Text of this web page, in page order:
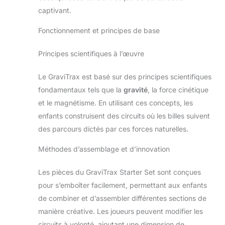
plateforme de hauteur transparente, 1 départ, 1
arrivée, 1 aiguillage, 3 transferts, 1 élément turbo lift,
autres. UN CADEAU IDEAL pour les filles et les
des matériaux de grande qualité, GraviTrax est fait
parfaite pour un anniversaire ou pour Noël. JEU
construction très ludique qui permet aux enfants
d'expérimenter des lois physiques comme la gravité,
le magnétisme ou la force cinétique. En manipulant
les blocs et en testant leurs propres assemblages, ils
compréhension de ces principes scientifiques.
captivant.
Fonctionnement et principes de base
Principes scientifiques à l’œuvre
Le GraviTrax est basé sur des principes scientifiques
fondamentaux tels que la gravité , la force cinétique
et le magnétisme. En utilisant ces concepts, les
enfants construisent des circuits où les billes suivent
des parcours dictés par ces forces naturelles.
Méthodes d’assemblage et d’innovation
Les pièces du GraviTrax Starter Set sont conçues
pour s’emboîter facilement, permettant aux enfants
de combiner et d’assembler différentes sections de
manière créative. Les joueurs peuvent modifier les